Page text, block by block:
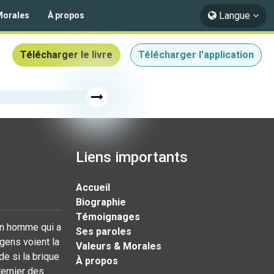
À propos Langue
Télécharger le livre Télécharger l'application
homme qui a
voient la
si la brique
des
Liens importants
Accueil
Biographie
Témoignages
Ses paroles
Valeurs & Morales
À propos